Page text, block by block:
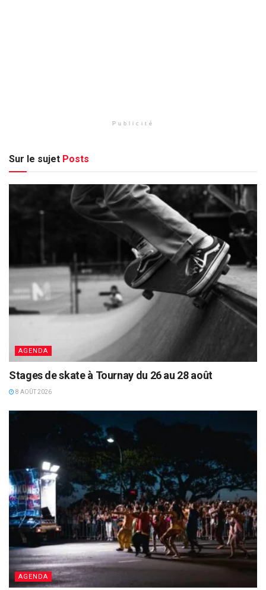
Publicité
Sur le sujet Posts
AGENDA
Stages de skate à Tournay du 26 au 28 août
8 AOÛT 2026
AGENDA